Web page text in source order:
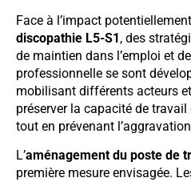
Face à l’impact
discopathie L5-S1, des
de maintien dans l’emploi et
professionnelle se sont
mobilisant différents acteurs
préserver la capacité de
tout en prévenant
L’aménagement du poste de
première mesure envisagée.